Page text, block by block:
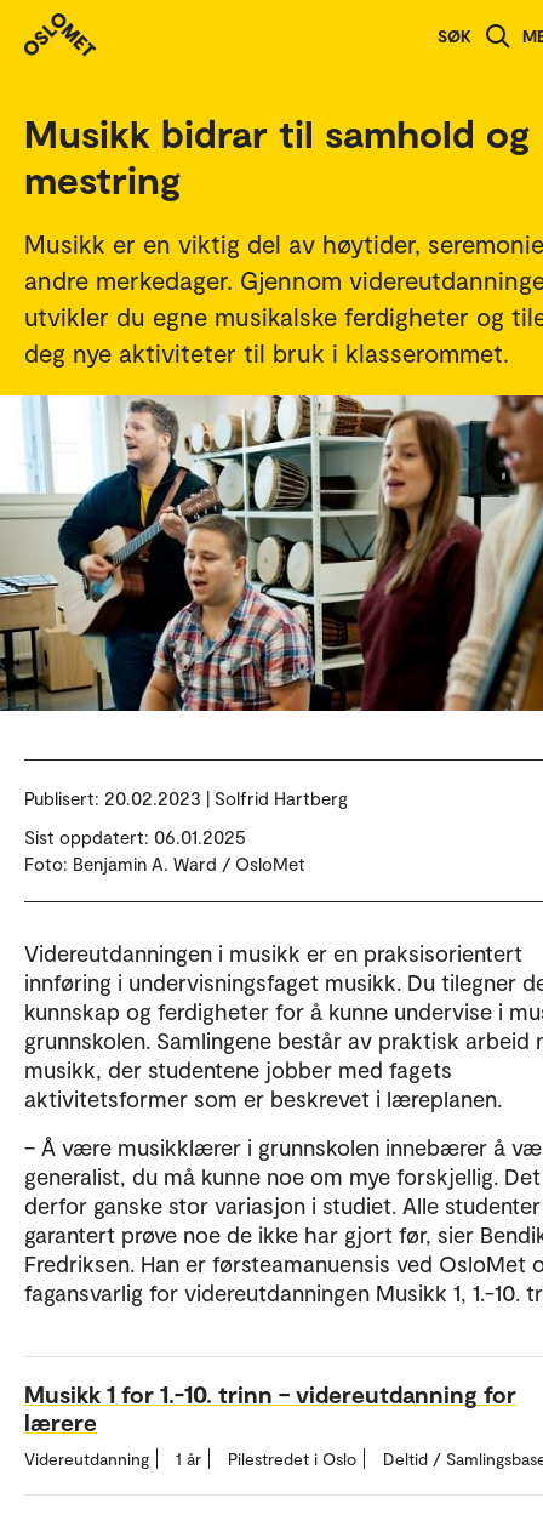
SØK
Studenthistorier
Musikk bidrar til samhold og
mestring
Musikk er en viktig del av høytider,
andre merkedager. Gjennom
utvikler du egne musikalske ferdigheter og
deg nye aktiviteter til bruk i klasserommet.
Publisert: 20.02.2023 | Solfrid Hartberg
Sist oppdatert: 06.01.2025
Foto: Benjamin A. Ward / OsloMet
Videreutdanningen i musikk er en praksisorientert
innføring i undervisningsfaget musikk. Du tilegner
kunnskap og ferdigheter for å kunne undervise i
grunnskolen. Samlingene består av praktisk arbeid
musikk, der studentene jobber med fagets
aktivitetsformer som er beskrevet i læreplanen.
– Å være musikklærer i grunnskolen innebærer å
generalist, du må kunne noe om mye forskjellig.
derfor ganske stor variasjon i studiet. Alle
garantert prøve noe de ikke har gjort før, sier
Fredriksen. Han er førsteamanuensis ved OsloMet
fagansvarlig for videreutdanningen Musikk 1, 1.-10.
Musikk 1 for 1.-10. trinn – videreutdanning for
lærere
Videreutdanning 1 år Pilestredet i Oslo Deltid /